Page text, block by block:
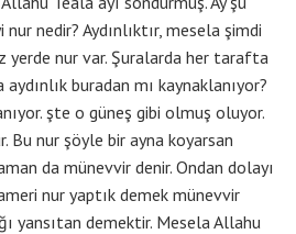
nur nedir? Aydınlıktır, mesela şimdi
yerde nur var. Şuralarda her tarafta
aydınlık buradan mı kaynaklanıyor?
şte o güneş gibi olmuş oluyor.
Bu nur şöyle bir ayna koyarsan
da münevvir denir. Ondan dolayı
nur yaptık demek münevvir
yansıtan demektir. Mesela Allahu